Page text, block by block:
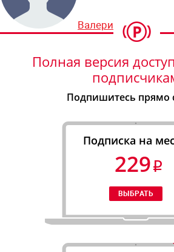
Валерий Арутин
Полная версия
Подпишитесь прямо
Подписка на
229